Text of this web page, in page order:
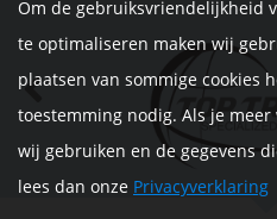
Om de gebruiksvriendelijkheid
te optimaliseren maken wij
plaatsen van sommige cookies
toestemming nodig. Als je
wij gebruiken en de gegevens
lees dan onze Privacyverklaring